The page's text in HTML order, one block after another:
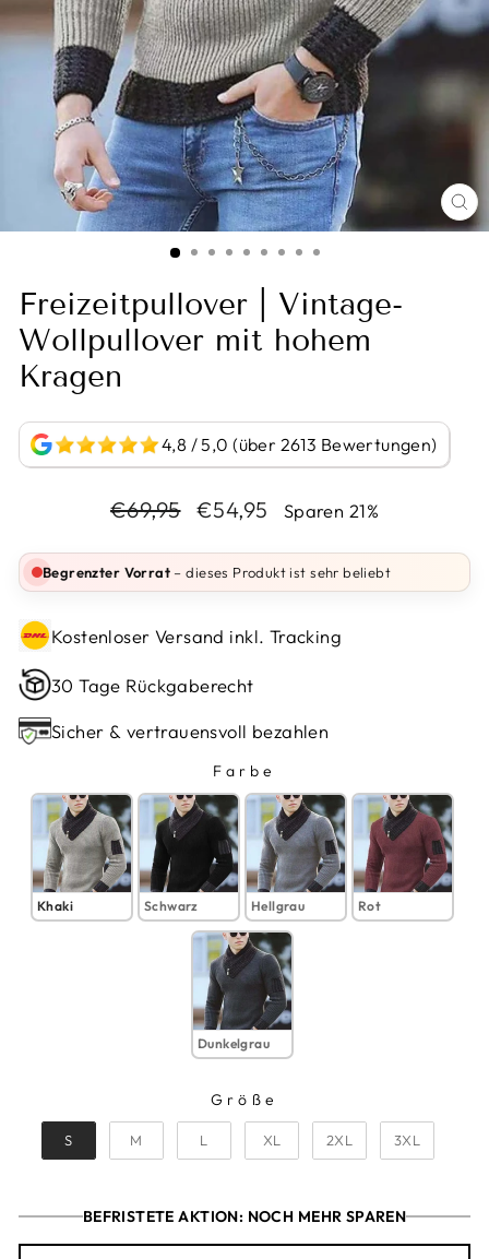
Freizeitpullover | Vintage-
Wollpullover mit hohem
Kragen
4,8 / 5,0 (über 2613 Bewertungen)
Normaler
€69,95 Sonderpreis
€54,95 Sparen 21%
Begrenzter Vorrat – dieses Produkt ist sehr beliebt
Kostenloser Versand inkl. Tracking
30 Tage Rückgaberecht
Sicher & vertrauensvoll bezahlen
Farbe
FARBE
Khaki Schwarz Hellgrau Rot
Dunkelgrau
Größe
GRÖSSE
S
M L XL 2XL 3XL
BEFRISTETE AKTION: NOCH MEHR SPAREN